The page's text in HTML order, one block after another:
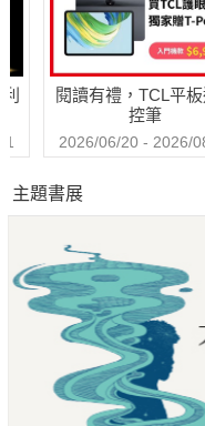
閱讀有禮，TCL平
控筆
2026/06/20 - 2026/
主題書展